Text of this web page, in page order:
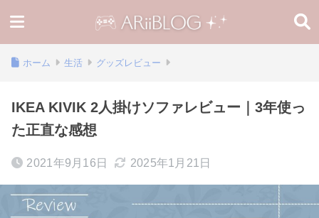
ホーム 生活 グッズレビュー
IKEA KIVIK 2人掛けソファレビュー｜3年使っ
た正直な感想
2021年9月16日 2025年1月21日